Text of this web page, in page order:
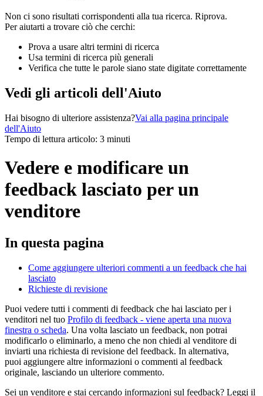
Non ci sono risultati corrispondenti alla tua ricerca. Riprova.
Per aiutarti a trovare ciò che cerchi:
Prova a usare altri termini di ricerca
Usa termini di ricerca più generali
Verifica che tutte le parole siano state digitate correttamente
Vedi gli articoli dell'Aiuto
Hai bisogno di ulteriore assistenza?Vai alla pagina principale
dell'Aiuto
Tempo di lettura articolo: 3 minuti
Vedere e modificare un
feedback lasciato per un
venditore
In questa pagina
Come aggiungere ulteriori commenti a un feedback che hai
lasciato
Richieste di revisione
Puoi vedere tutti i commenti di feedback che hai lasciato per i
venditori nel tuo Profilo di feedback - viene aperta una nuova
finestra o scheda. Una volta lasciato un feedback, non potrai
modificarlo o eliminarlo, a meno che non chiedi al venditore di
inviarti una richiesta di revisione del feedback. In alternativa,
puoi aggiungere altre informazioni o commenti al feedback
originale, lasciando un ulteriore commento.
Sei un venditore e stai cercando informazioni sul feedback? Leggi il